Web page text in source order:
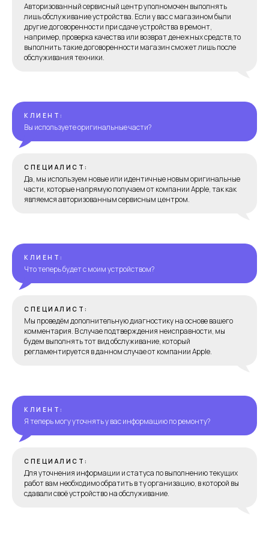
Авторизованный сервисный центр уполномочен выполнять
лишь обслуживание устройства. Если у вас с магазином были
другие договоренности при сдаче устройства в ремонт,
например, проверка качества или возврат денежных средств,то
выполнить такие договоренности магазин сможет лишь после
обслуживания техники.
КЛИЕНТ:
Вы используете оригинальные части?
СПЕЦИАЛИСТ:
Да, мы используем новые или идентичные новым оригинальные
части, которые напрямую получаем от компании Apple, так как
являемся авторизованным сервисным центром.
КЛИЕНТ:
Что теперь будет с моим устройством?
СПЕЦИАЛИСТ:
Мы проведём дополнительную диагностику на основе вашего
комментария. В случае подтверждения неисправности, мы
будем выполнять тот вид обслуживание, который
регламентируется в данном случае от компании Apple.
КЛИЕНТ:
Я теперь могу уточнять у вас информацию по ремонту?
СПЕЦИАЛИСТ:
Для уточнения информации и статуса по выполнению текущих
работ вам необходимо обратить в ту организацию, в которой вы
сдавали своё устройство на обслуживание.